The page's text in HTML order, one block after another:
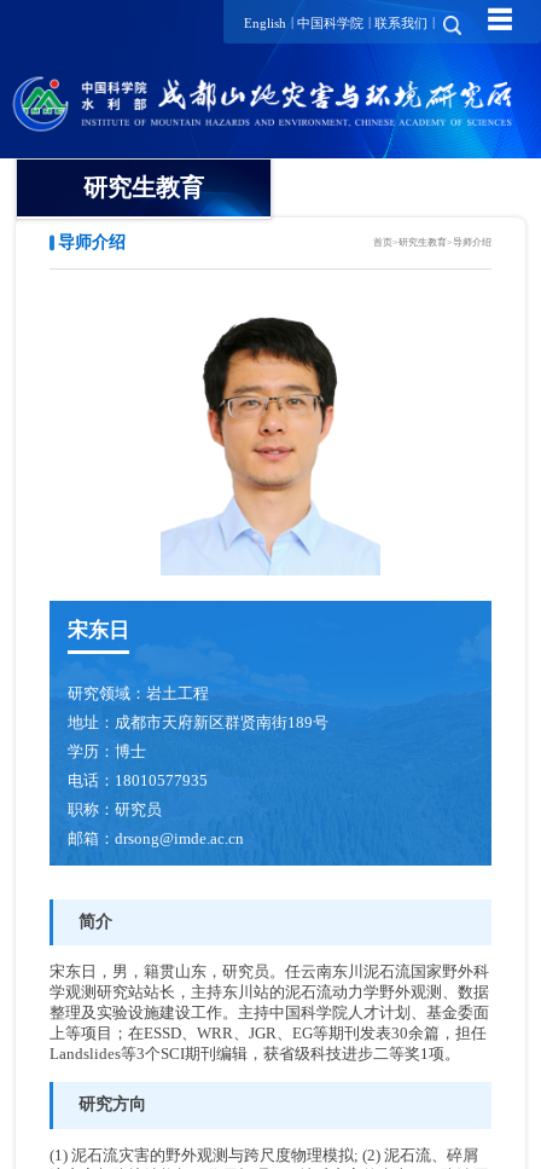
English | 中国科学院 | 联系我们 | ☰
研究生教育
导师介绍 首页>研究生教育>导师介绍
宋东日
研究领域：岩土工程
地址： 成都市天府新区群贤南街189号
学历：博士
电话： 18010577935
职称：研究员
邮箱：drsong@imde.ac.cn
简介
宋东日，男，籍贯山东，研究员。任云南东川泥石流国家野外科
学观测研究站站长，主持东川站的泥石流动力学野外观测、数据
整理及实验设施建设工作。主持中国科学院人才计划、基金委面
上等项目；在ESSD、WRR、JGR、EG等期刊发表30余篇，担任
Landslides等3个SCI期刊编辑，获省级科技进步二等奖1项。
研究方向
(1) 泥石流灾害的野外观测与跨尺度物理模拟; (2) 泥石流、碎屑